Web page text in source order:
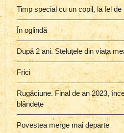
Timp special cu un copil, la fel de
În oglindă
După 2 ani. Steluțele din viața
Frici
Rugăciune. Final de an 2023,
blândețe
Povestea merge mai departe